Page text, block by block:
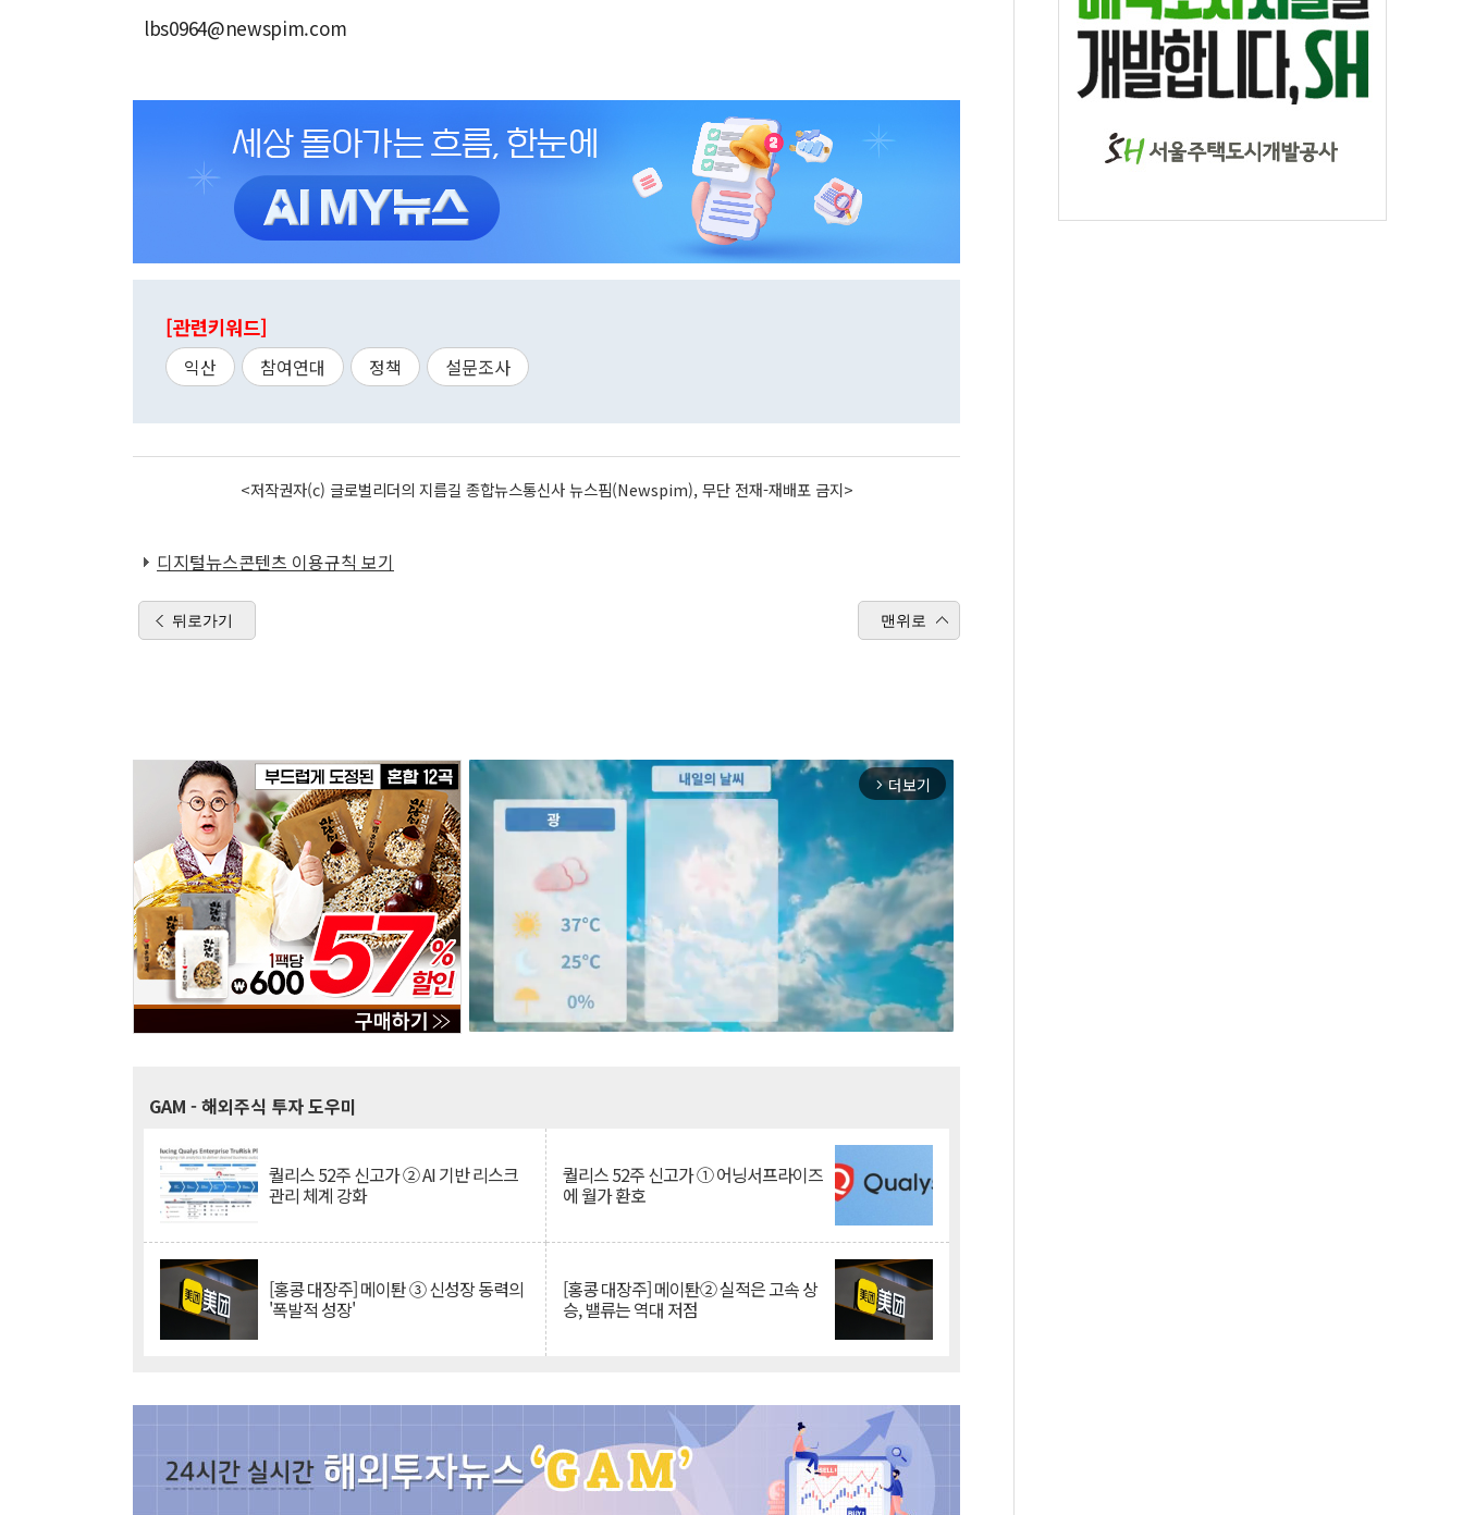
lbs0964@newspim.com
[관련키워드]
익산 참여연대 정책 설문조사
<저작권자(c) 글로벌리더의 지름길 종합뉴스통신사 뉴스핌(Newspim), 무단 전재-재배포 금지>
디지털뉴스콘텐츠 이용규칙 보기
뒤로가기 맨위로
arrow_forward_ios 더보기
GAM - 해외주식 투자 도우미
퀄리스 52주 신고가 ② AI 기반 리스크
관리 체계 강화
퀄리스 52주 신고가 ① 어닝서프라이즈
에 월가 환호
[홍콩 대장주] 메이퇀 ③ 신성장 동력의
'폭발적 성장'
[홍콩 대장주] 메이퇀② 실적은 고속 상
승, 밸류는 역대 저점